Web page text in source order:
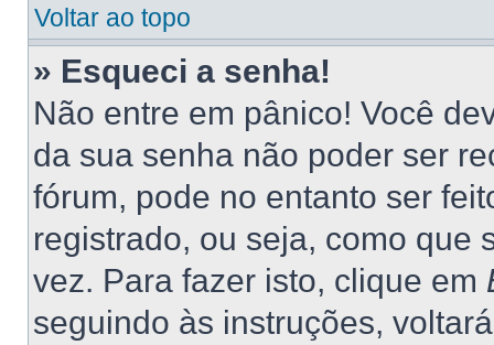
Voltar ao topo
» Esqueci a senha!
Não entre em pânico! Você
da sua senha não poder ser
fórum, pode no entanto ser
registrado, ou seja, como que
vez. Para fazer isto, clique em
seguindo às instruções,